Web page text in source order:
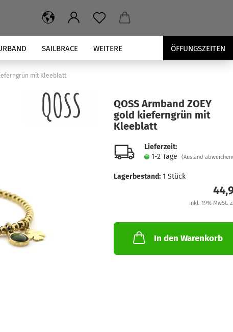
SAILBRACE ÖFFUNGSZEITEN
WEITERE
mit Kleeblatt
QOSS Arm­band ZOEY
gold kie­fern­grün mit
Klee­blatt
Lieferzeit:
1-2 Tage
(Ausland
Lagerbestand: 1 Stück
inkl. 19% MwSt.
In den Warenkorb